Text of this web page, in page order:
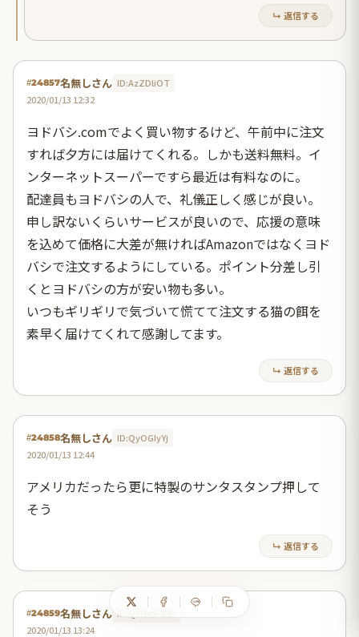
↳ 返信する
#24857名無しさん ID:AzZDliOT
2020/01/13 12:32
ヨドバシ.comでよく買い物するけど、午前中に注文
すれば夕方には届けてくれる。しかも送料無料。イ
ンターネットスーパーですら最近は有料なのに。
配達員もヨドバシの人で、礼儀正しく感じが良い。
申し訳ないくらいサービスが良いので、応援の意味
を込めて価格に大差が無ければAmazonではなくヨド
バシで注文するようにしている。ポイント分差し引
くとヨドバシの方が安い物も多い。
いつもギリギリで気づいて慌てて注文する猫の餌を
素早く届けてくれて感謝してます。
↳ 返信する
#24858名無しさん ID:QyOGIyYj
2020/01/13 12:44
アメリカだったら更に特製のサンタスタンプ押して
そう
↳ 返信する
#24859名無しさん ID:QxNmFlMD
2020/01/13 13:24